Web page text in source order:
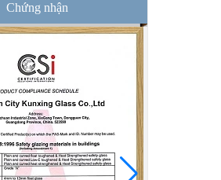
Giá tốt 1/2 nhà máy sản
xuất mặt bàn bằng kính 2
inch, 12 nhà chế tạo mặt
mm tại Trung Quốc
8,76 mm kính dán giá
trắng, 8,76 mm kính mờ
mờ, nhà máy kính mờ che
khuất
10 mm 12 mm 15 mm
kính cường lực an toàn
Chứng nhận